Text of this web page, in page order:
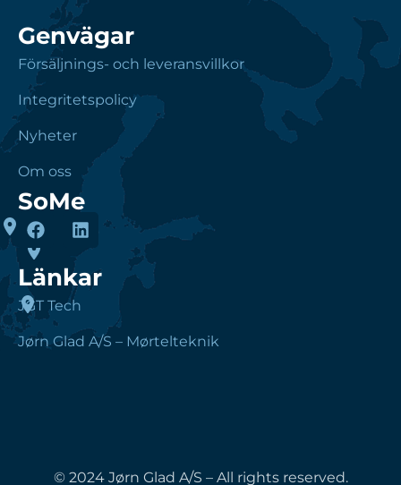
Genvägar
Försäljnings- och leveransvillkor
Integritetspolicy
Nyheter
Om oss
SoMe
Länkar
JGT Tech
Jørn Glad A/S – Mørtelteknik
© 2024 Jørn Glad A/S – All rights reserved.